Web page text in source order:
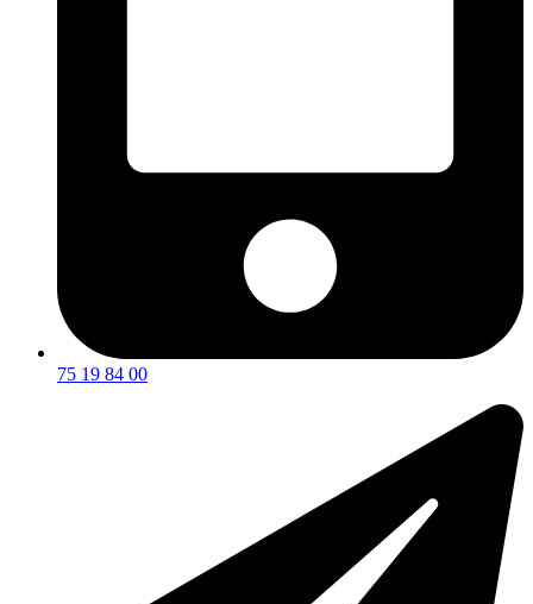
75 19 84 00